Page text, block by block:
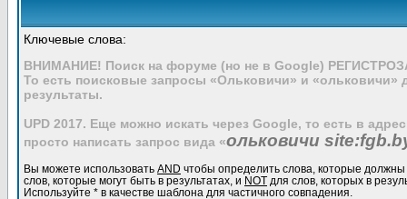
Ключевые слова:
ВНИМАНИЕ! Поиск на форуме (но не в Google)
То есть поисковые запросы «Ольковичи» и «ольковичи»
результаты.
UPD 2017. Еще можно искать через Google, то есть в
просто написать запрос вида «ольковичи
Вы можете использовать AND чтобы определить слова, которые должны
слов, которые могут быть в результатах, и NOT для слов, которых в
Используйте * в качестве шаблона для частичного совпадения.